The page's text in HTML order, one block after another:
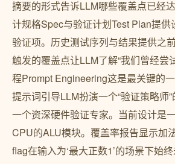
摘要的形式告诉LLM哪些覆盖点已经
计规格Spec与验证计划Test Plan提
验证项。历史测试序列与结果提供之
触发的覆盖点让LLM了解“我们曾经尝
程Prompt Engineering这是最关键的
提示词引导LLM扮演一个“验证策略师
一个资深硬件验证专家。当前设计是
CPU的ALU模块。覆盖率报告显示加
flag在输入为‘最大正数1’的场景下始